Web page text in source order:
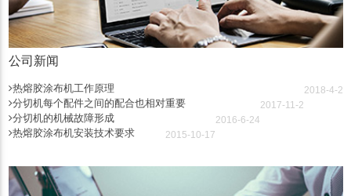
公司新闻
热熔胶涂布机工作原理 2018-4-2
分切机每个配件之间的配合也相对重要 2017-11-2
分切机的机械故障形成 2016-6-24
热熔胶涂布机安装技术要求 2015-10-17